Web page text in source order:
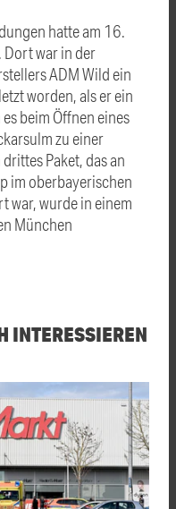
hatte am 16.
Dort war in der
ADM Wild ein
worden, als er ein
beim Öffnen eines
zu einer
Paket, das an
im oberbayerischen
war, wurde in einem
München
INTERESSIEREN